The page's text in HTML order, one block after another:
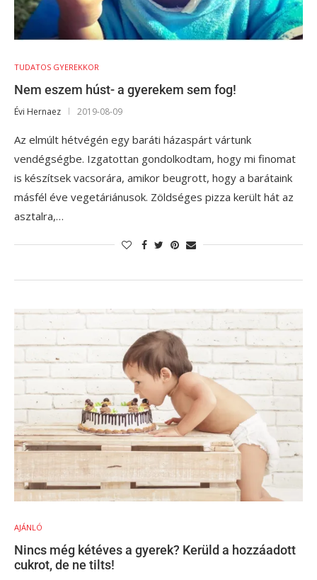
TUDATOS GYEREKKOR
Nem eszem húst- a gyerekem sem fog!
Évi Hernaez 2019-08-09
Az elmúlt hétvégén egy baráti házaspárt vártunk
vendégségbe. Izgatottan gondolkodtam, hogy mi finomat
is készítsek vacsorára, amikor beugrott, hogy a barátaink
másfél éve vegetáriánusok. Zöldséges pizza került hát az
asztalra,…
AJÁNLÓ
Nincs még kétéves a gyerek? Kerüld a hozzáadott
cukrot, de ne tilts!